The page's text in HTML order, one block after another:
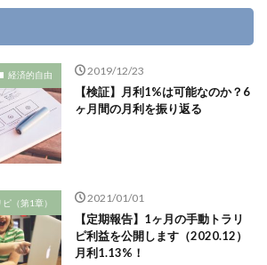
経済的自由 2019/12/23
【検証】月利1%は可能なのか？6
ヶ月間の月利を振り返る
（第1章） 2021/01/01
【定期報告】1ヶ月の手動トラリ
ピ利益を公開します（2020.12）
月利1.13%！